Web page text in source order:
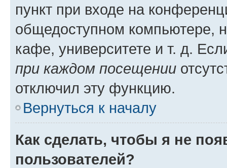
пункт при входе на
общедоступном компьютере,
кафе, университете и т. д.
при каждом посещении
отключил эту функцию.
Вернуться к началу
Как сделать, чтобы я не
пользователей?